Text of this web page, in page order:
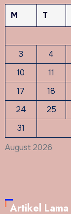
August 2026
M T
3
4
10
11
17
18
24
25
31
Artikel Lama